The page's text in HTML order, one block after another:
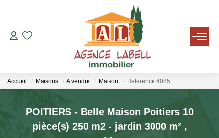
VENTES
LOCATIONS
AVIS DE VALEUR
Accueil Maisons A vendre Maison Référence 4085
POITIERS - Belle Maison Poitiers 10
pièce(s) 250 m2 - jardin 3000 m² ,